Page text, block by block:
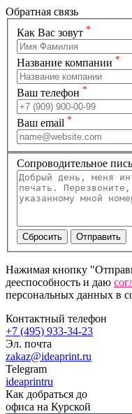
Обратная связь
Как Вас зовут *
Название компании *
Ваш телефон *
Ваш email *
Сопроводительное
Нажимая кнопку
дееспособность и даю
персональных данных в
Контактный телефон
+7 (495) 933-34-23
Эл. почта
zakaz@ideaprint.ru
Telegram
ideaprintru
Как добраться до
офиса на Курской